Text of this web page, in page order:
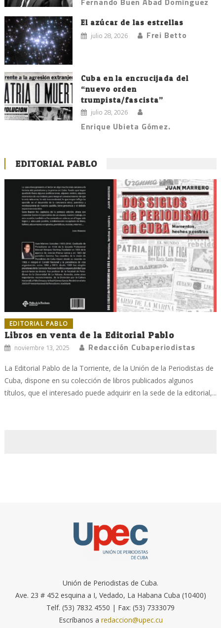
El azúcar de las estrellas
julio 28, 2026 Frei Betto
Cuba en la encrucijada del
“nuevo orden
trumpista/fascista”
julio 28, 2026
Enrique Ubieta Gómez.
EDITORIAL PABLO
EDITORIAL PABLO
Libros en venta de la Editorial Pablo
noviembre 13, 2025 Redacción Cubaperiodistas
La Editorial Pablo de la Torriente, de la Unión de la Periodistas de
Cuba, dispone en su colección de libros publicados algunos
títulos, que el interesado puede adquirir en la sede de la editorial,...
Unión de Periodistas de Cuba.
Ave. 23 # 452 esquina a I, Vedado, La Habana Cuba (10400)
Telf. (53) 7832 4550 | Fax: (53) 7333079
Escríbanos a redaccion@upec.cu